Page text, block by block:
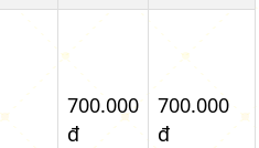
700.000
đ
700.000
đ